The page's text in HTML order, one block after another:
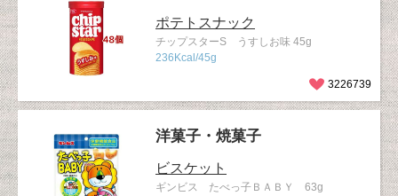
ポテトスナック
チップスターS うすしお味 45g
236Kcal/45g
3226739
洋菓子・焼菓子
ビスケット
ギンビス たべっ子ＢＡＢＹ 63g